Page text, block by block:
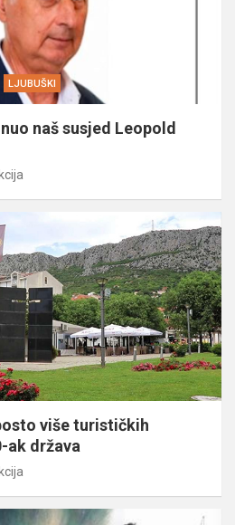
LJUBUŠKI
naš susjed Leopold
više turističkih
ak država